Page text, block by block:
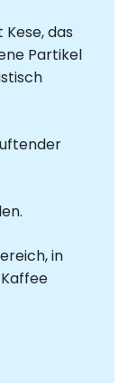
das
Partikel
in